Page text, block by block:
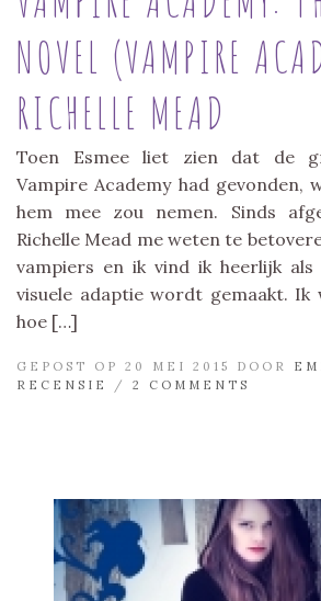
NOVEL (VAMPIRE
RICHELLE MEAD
Toen Esmee liet zien dat de
Vampire Academy had gevonden,
hem mee zou nemen. Sinds
Richelle Mead me weten te
vampiers en ik vind ik heerlijk als
visuele adaptie wordt gemaakt. Ik
hoe […]
GEPOST OP 20 MEI 2015 DOOR
RECENSIE
/ 2 COMMENTS